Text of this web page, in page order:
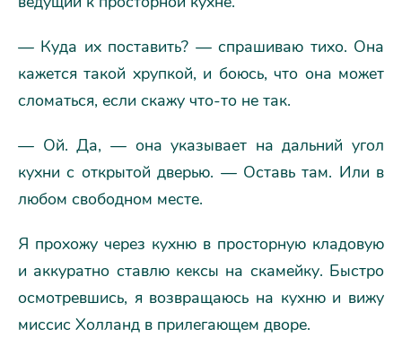
— Куда их поставить? — спрашиваю тихо. Она
кажется такой хрупкой, и боюсь, что она может
сломаться, если скажу что-то не так.
— Ой. Да, — она указывает на дальний угол
кухни с открытой дверью. — Оставь там. Или в
любом свободном месте.
Я прохожу через кухню в просторную кладовую
и аккуратно ставлю кексы на скамейку. Быстро
осмотревшись, я возвращаюсь на кухню и вижу
миссис Холланд в прилегающем дворе.